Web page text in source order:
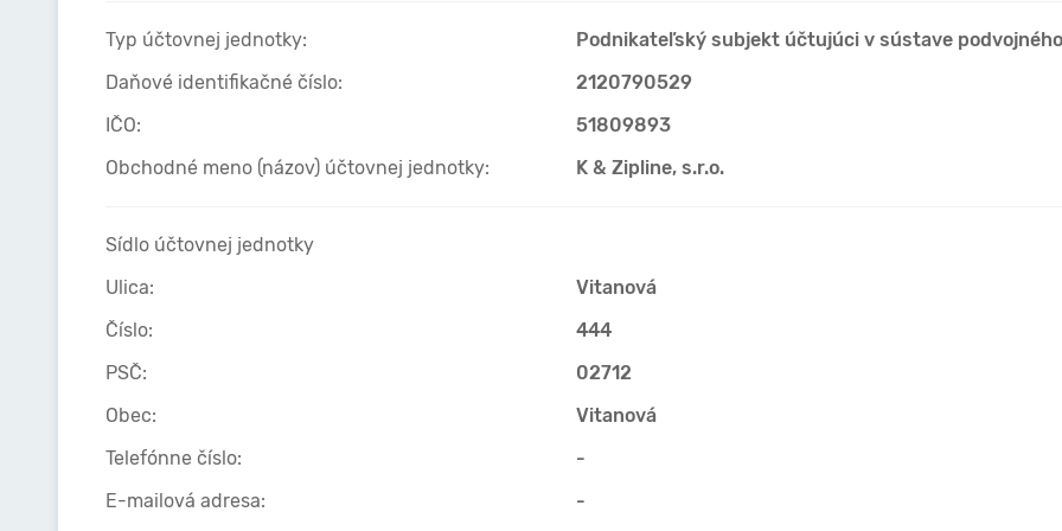
Typ účtovnej jednotky:
Podnikateľský subjekt účtujúci v sústave
Daňové identifikačné číslo:
2120790529
IČO:
51809893
Obchodné meno (názov) účtovnej jednotky:
K & Zipline, s.r.o.
Sídlo účtovnej jednotky
Ulica:
Vitanová
Číslo:
444
PSČ:
02712
Obec:
Vitanová
Telefónne číslo:
-
E-mailová adresa:
-